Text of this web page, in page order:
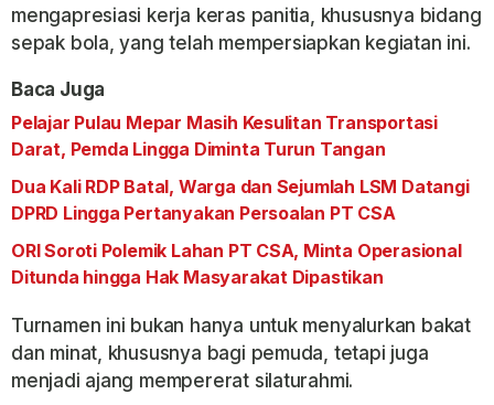
mengapresiasi kerja keras panitia, khususnya bidang
sepak bola, yang telah mempersiapkan kegiatan ini.
Baca Juga
Pelajar Pulau Mepar Masih Kesulitan Transportasi
Darat, Pemda Lingga Diminta Turun Tangan
Dua Kali RDP Batal, Warga dan Sejumlah LSM Datangi
DPRD Lingga Pertanyakan Persoalan PT CSA
ORI Soroti Polemik Lahan PT CSA, Minta Operasional
Ditunda hingga Hak Masyarakat Dipastikan
Turnamen ini bukan hanya untuk menyalurkan bakat
dan minat, khususnya bagi pemuda, tetapi juga
menjadi ajang mempererat silaturahmi.